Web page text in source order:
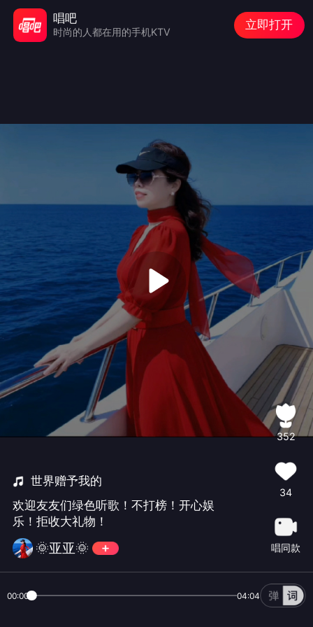
世界赠予我的
欢迎友友们绿色听歌！不打榜！开心娱
乐！拒收大礼物！
🌞亚亚🌞
352
34
唱同款
00:00 04:04
唱吧
时尚的人都在用的手机KTV
立即打开